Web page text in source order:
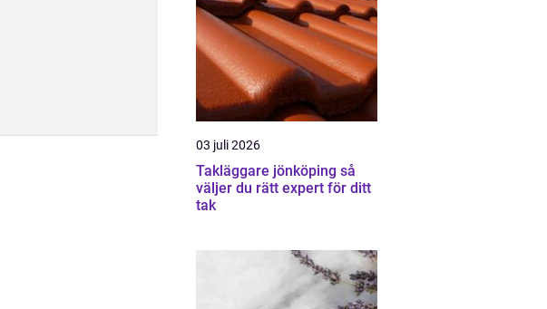
03 juli 2026
Takläggare jönköping så
väljer du rätt expert för ditt
tak